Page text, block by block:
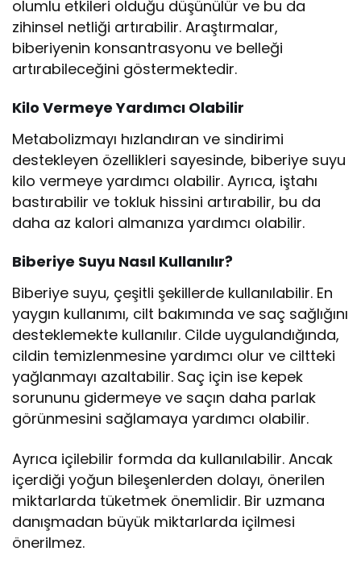
olumlu etkileri olduğu düşünülür ve bu da
zihinsel netliği artırabilir. Araştırmalar,
biberiyenin konsantrasyonu ve belleği
artırabileceğini göstermektedir.
Kilo Vermeye Yardımcı Olabilir
Metabolizmayı hızlandıran ve sindirimi
destekleyen özellikleri sayesinde, biberiye suyu
kilo vermeye yardımcı olabilir. Ayrıca, iştahı
bastırabilir ve tokluk hissini artırabilir, bu da
daha az kalori almanıza yardımcı olabilir.
Biberiye Suyu Nasıl Kullanılır?
Biberiye suyu, çeşitli şekillerde kullanılabilir. En
yaygın kullanımı, cilt bakımında ve saç sağlığını
desteklemekte kullanılır. Cilde uygulandığında,
cildin temizlenmesine yardımcı olur ve ciltteki
yağlanmayı azaltabilir. Saç için ise kepek
sorununu gidermeye ve saçın daha parlak
görünmesini sağlamaya yardımcı olabilir.
Ayrıca içilebilir formda da kullanılabilir. Ancak
içerdiği yoğun bileşenlerden dolayı, önerilen
miktarlarda tüketmek önemlidir. Bir uzmana
danışmadan büyük miktarlarda içilmesi
önerilmez.